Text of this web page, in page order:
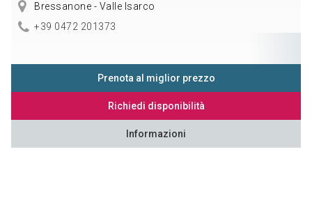
Bressanone - Valle Isarco
+39 0472 201373
Prenota al miglior prezzo
Richiedi disponibilità
Informazioni